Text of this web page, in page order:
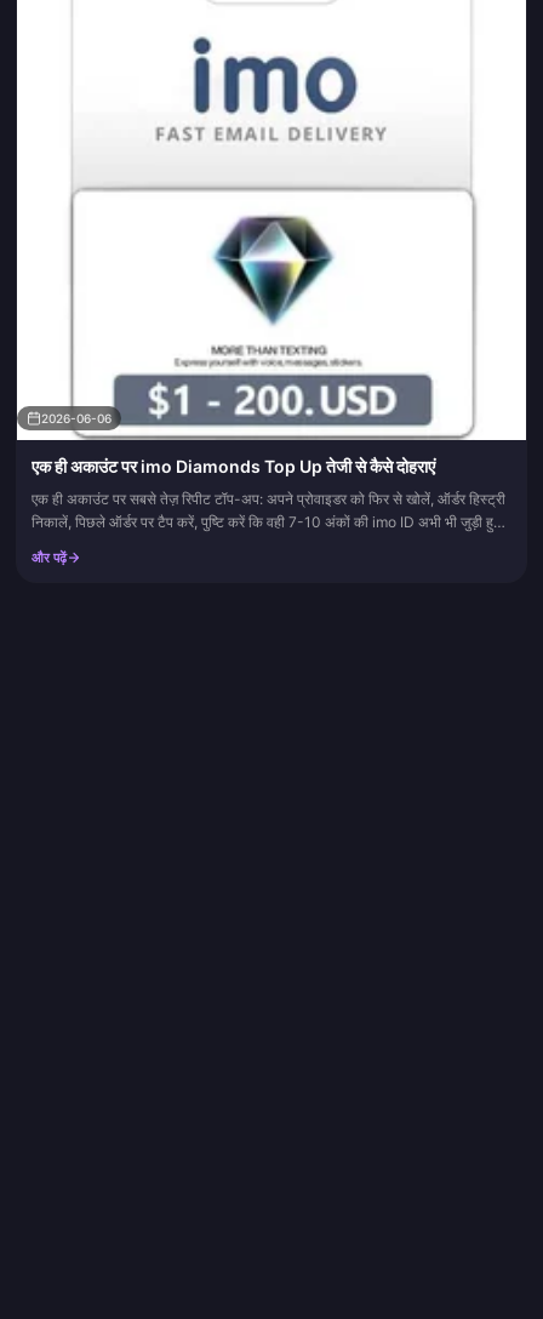
2026-06-06
एक ही अकाउंट पर imo Diamonds Top Up तेजी से कैसे दोहराएं
एक ही अकाउंट पर सबसे तेज़ रिपीट टॉप-अप: अपने प्रोवाइडर को फिर से खोलें, ऑर्डर हिस्ट्री
निकालें, पिछले ऑर्डर पर टैप करें, पुष्टि करें कि वही 7-10 अंकों की imo ID अभी भी जुड़ी हुई
और पढ़ें